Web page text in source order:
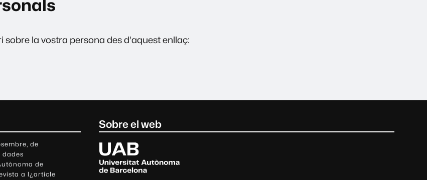
la vostra persona des d'aquest enllaç:
de
dades
de
a l¿article
Sobre el web
U
n
i